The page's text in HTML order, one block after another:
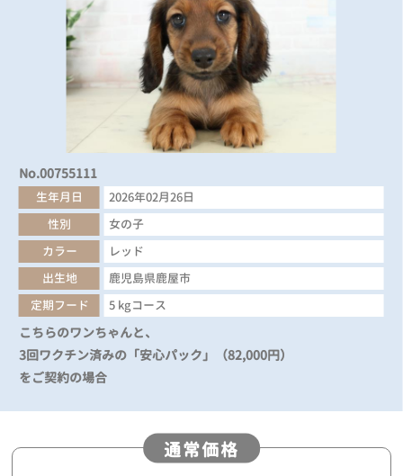
No.00755111
生年月日
2026年02月26日
性別
女の子
カラー
レッド
出生地
鹿児島県鹿屋市
定期フード
5 kgコース
こちらのワンちゃんと、
3回ワクチン済みの「安心パック」（82,000円）
をご契約の場合
通常価格